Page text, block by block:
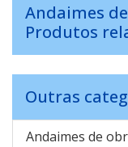
Andaimes
Produtos
Outras
Andaimes de